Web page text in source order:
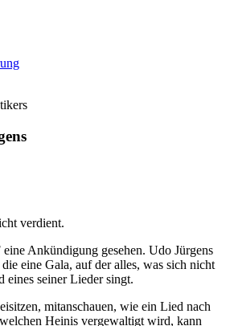
verdient.
Ankündigung gesehen. Udo Jürgens
eine Gala, auf der alles, was sich nicht
eines seiner Lieder singt.
mitanschauen, wie ein Lied nach
Heinis vergewaltigt wird, kann